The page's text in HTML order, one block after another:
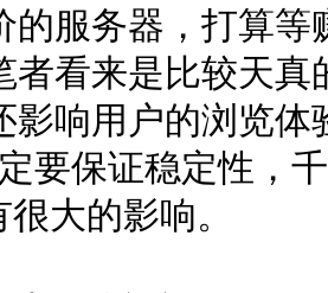
的服务器，打算
者看来是比较天
影响用户的浏览
要保证稳定性，
大的影响。